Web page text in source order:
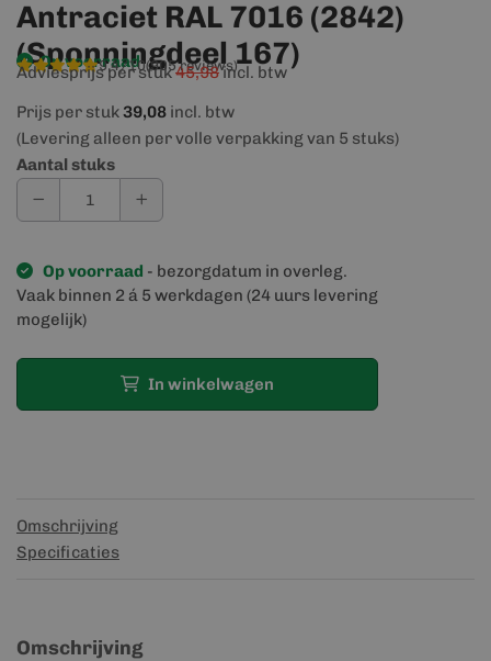
Antraciet RAL 7016 (2842)
(Sponningdeel 167)
Op voorraad
9,4/10(905 reviews)
Adviesprijs per stuk45,98incl. btw
Prijs per stuk39,08 incl. btw
(Levering alleen per volle verpakking van 5 stuks)
Aantal stuks
Op voorraad - bezorgdatum in overleg.
Vaak binnen 2 á 5 werkdagen (24 uurs levering
mogelijk)
In winkelwagen
Omschrijving
Specificaties
Omschrijving